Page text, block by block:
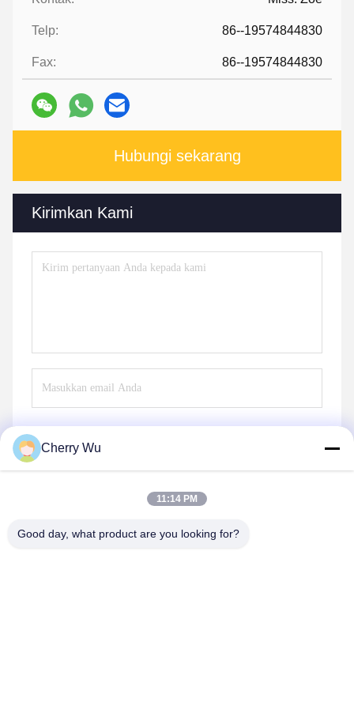
Telp: 86--19574844830
Fax: 86--19574844830
Hubungi sekarang
Kirimkan Kami
Cherry Wu
11:14 PM
Good day, what product are you looking for?